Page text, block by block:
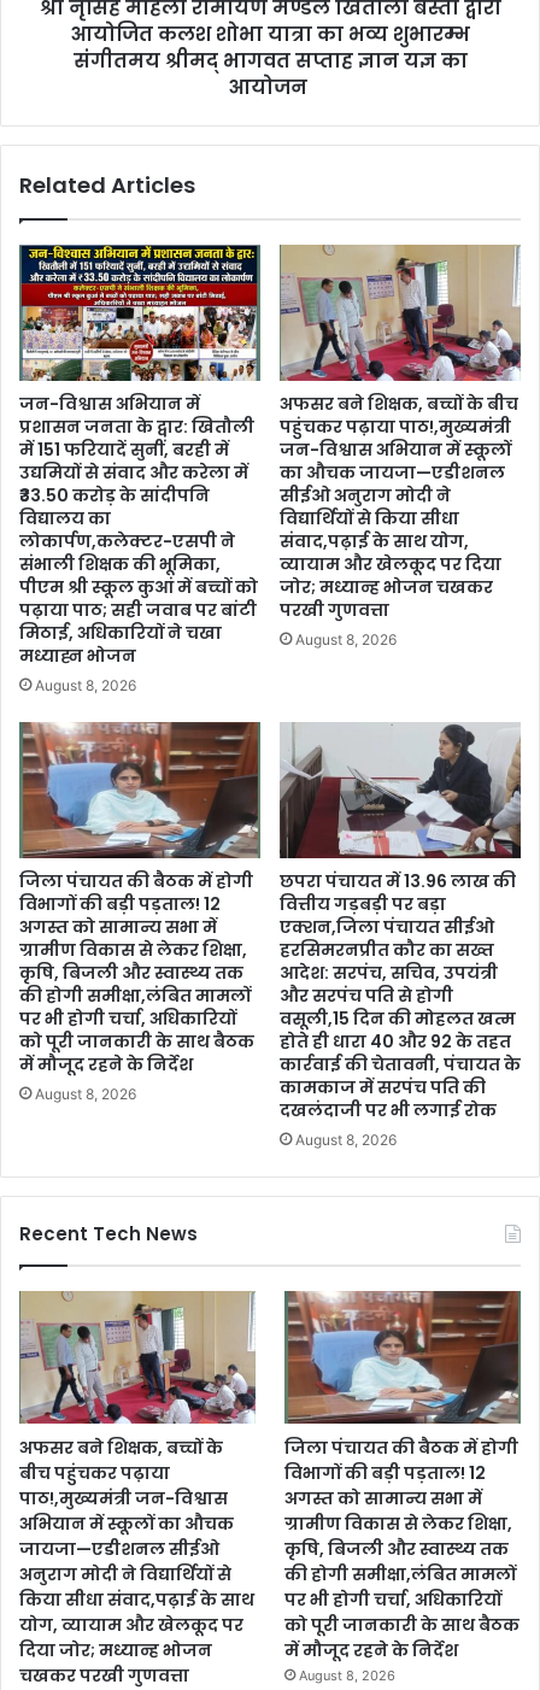
श्री नृसिंह महिला रामायण मण्डल खितौला बस्ती द्वारा
आयोजित कलश शोभा यात्रा का भव्य शुभारम्भ
संगीतमय श्रीमद् भागवत सप्ताह ज्ञान यज्ञ का
आयोजन
Related Articles
जन-विश्वास अभियान में
प्रशासन जनता के द्वार: खितौली
में 151 फरियादें सुनीं, बरही में
उद्यमियों से संवाद और करेला में
₹33.50 करोड़ के सांदीपनि
विद्यालय का
लोकार्पण,कलेक्टर-एसपी ने
संभाली शिक्षक की भूमिका,
पीएम श्री स्कूल कुआं में बच्चों को
पढ़ाया पाठ; सही जवाब पर बांटी
मिठाई, अधिकारियों ने चखा
मध्याह्न भोजन
August 8, 2026
अफसर बने शिक्षक, बच्चों के बीच
पहुंचकर पढ़ाया पाठ!,मुख्यमंत्री
जन-विश्वास अभियान में स्कूलों
का औचक जायजा—एडीशनल
सीईओ अनुराग मोदी ने
विद्यार्थियों से किया सीधा
संवाद,पढ़ाई के साथ योग,
व्यायाम और खेलकूद पर दिया
जोर; मध्यान्ह भोजन चखकर
परखी गुणवत्ता
August 8, 2026
जिला पंचायत की बैठक में होगी
विभागों की बड़ी पड़ताल! 12
अगस्त को सामान्य सभा में
ग्रामीण विकास से लेकर शिक्षा,
कृषि, बिजली और स्वास्थ्य तक
की होगी समीक्षा,लंबित मामलों
पर भी होगी चर्चा, अधिकारियों
को पूरी जानकारी के साथ बैठक
में मौजूद रहने के निर्देश
August 8, 2026
छपरा पंचायत में 13.96 लाख की
वित्तीय गड़बड़ी पर बड़ा
एक्शन,जिला पंचायत सीईओ
हरसिमरनप्रीत कौर का सख्त
आदेश: सरपंच, सचिव, उपयंत्री
और सरपंच पति से होगी
वसूली,15 दिन की मोहलत खत्म
होते ही धारा 40 और 92 के तहत
कार्रवाई की चेतावनी, पंचायत के
कामकाज में सरपंच पति की
दखलंदाजी पर भी लगाई रोक
August 8, 2026
Recent Tech News
अफसर बने शिक्षक, बच्चों के
बीच पहुंचकर पढ़ाया
पाठ!,मुख्यमंत्री जन-विश्वास
अभियान में स्कूलों का औचक
जायजा—एडीशनल सीईओ
अनुराग मोदी ने विद्यार्थियों से
किया सीधा संवाद,पढ़ाई के साथ
योग, व्यायाम और खेलकूद पर
दिया जोर; मध्यान्ह भोजन
चखकर परखी गुणवत्ता
जिला पंचायत की बैठक में होगी
विभागों की बड़ी पड़ताल! 12
अगस्त को सामान्य सभा में
ग्रामीण विकास से लेकर शिक्षा,
कृषि, बिजली और स्वास्थ्य तक
की होगी समीक्षा,लंबित मामलों
पर भी होगी चर्चा, अधिकारियों
को पूरी जानकारी के साथ बैठक
में मौजूद रहने के निर्देश
August 8, 2026